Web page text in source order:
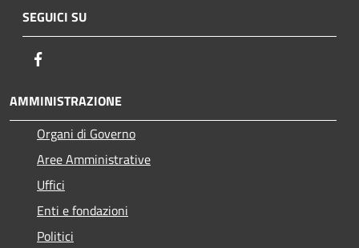
SEGUICI SU
AMMINISTRAZIONE
Organi di Governo
Aree Amministrative
Uffici
Enti e fondazioni
Politici